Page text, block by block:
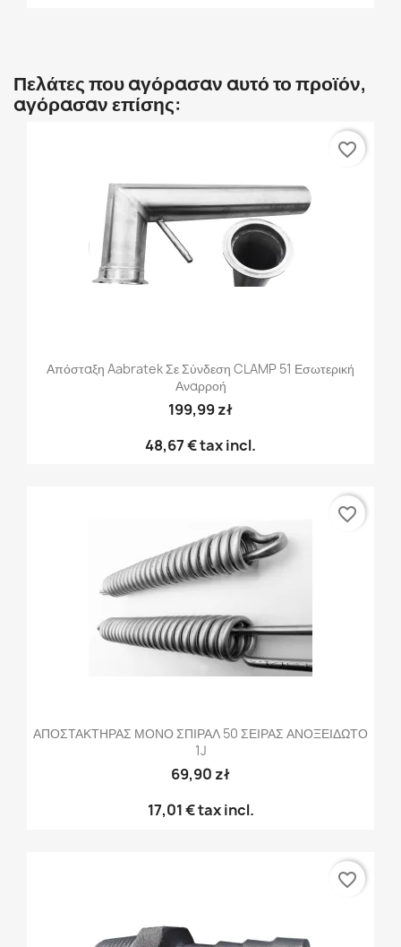
Πελάτες που αγόρασαν αυτό το προϊόν,
αγόρασαν επίσης:
Απόσταξη Aabratek Σε Σύνδεση CLAMP 51 Εσωτερική
Αναρροή
199,99 zł
48,67 €tax incl.
favorite_border
ΑΠΟΣΤΑΚΤΗΡΑΣ ΜΟΝΟ ΣΠΙΡΑΛ 50 ΣΕΙΡΑΣ ΑΝΟΞΕΙΔΩΤΟ
1J
69,90 zł
17,01 €tax incl.
favorite_border
favorite_border